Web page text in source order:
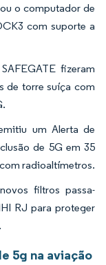
o computador de
com suporte a
fizeram
de torre suíça com
um Alerta de
de 5G em 35
radioaltímetros.
filtros passa-
RJ para proteger
5g na aviação